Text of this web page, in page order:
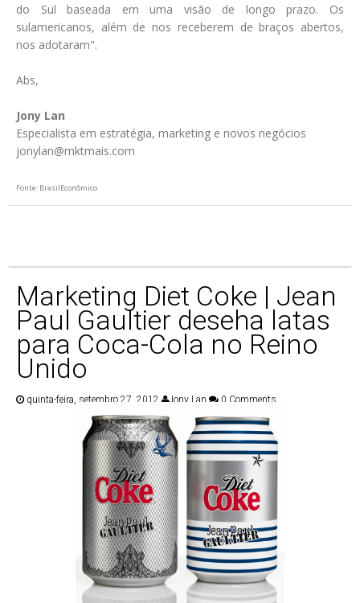
do Sul baseada em uma visão de longo prazo. Os
sulamericanos, além de nos receberem de braços abertos,
nos adotaram".
Abs,
Jony Lan
Especialista em estratégia, marketing e novos negócios
jonylan@mktmais.com
Fonte: BrasilEconômico
Marketing Diet Coke | Jean
Paul Gaultier deseha latas
para Coca-Cola no Reino
Unido
quinta-feira, setembro 27, 2012 Jony Lan 0 Comments